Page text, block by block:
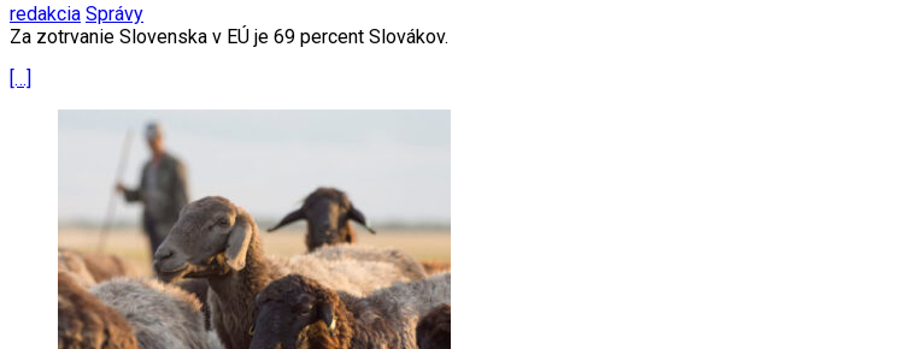
redakcia Správy
Za zotrvanie Slovenska v EÚ je 69 percent Slovákov.
[…]